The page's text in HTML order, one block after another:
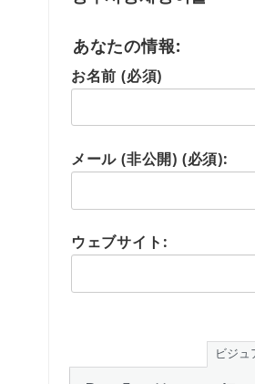
あなたの情報:
お名前 (必須)
メール (非公開) (必須):
ウェブサイト:
ビジュ